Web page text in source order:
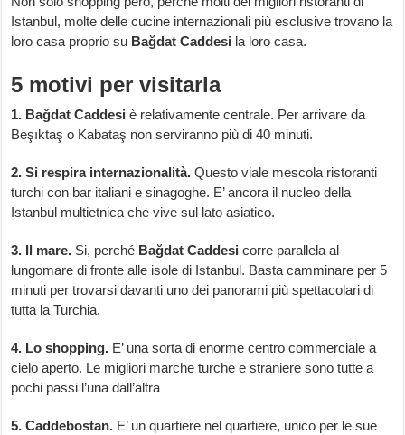
Istanbul, molte delle cucine internazionali più esclusive trovano la
loro casa proprio su Bağdat Caddesi la loro casa.
5 motivi per visitarla
1. Bağdat Caddesiè relativamente centrale. Per arrivare da
Beşıktaş o Kabataş non serviranno più di 40 minuti.
2. Si respira internazionalità.Questo viale mescola ristoranti
turchi con bar italiani e sinagoghe. E’ ancora il nucleo della
Istanbul multietnica che vive sul lato asiatico.
3. Il mare. Si, perché Bağdat Caddesicorre parallela al
lungomare di fronte alle isole di Istanbul. Basta camminare per 5
minuti per trovarsi davanti uno dei panorami più spettacolari di
tutta la Turchia.
4. Lo shopping. E’ una sorta di enorme centro commerciale a
cielo aperto. Le migliori marche turche e straniere sono tutte a
pochi passi l’una dall’altra
5. Caddebostan. E’ un quartiere nel quartiere, unico per le sue